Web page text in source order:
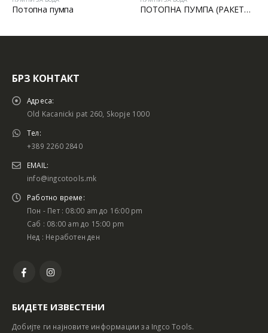
пумпа ПОТОПНА ПУМПА (РАКЕТА) + СКЛОПКА
БРЗ КОНТАКТ
Адреса:
Old Kacanicki pat 260, Skopje 1000
Тел:
+389 2260 2840
EMAIL:
info@ingcotools.mk
Работно време:
Пон - Пет : 08:00 am до 16:00 pm
Саб : 08:00 am до 15:00 pm
Нед : Неработен ден
БИДЕТЕ ИЗВЕСТЕНИ
Добијте ги најновите информации за Ingco Tools.